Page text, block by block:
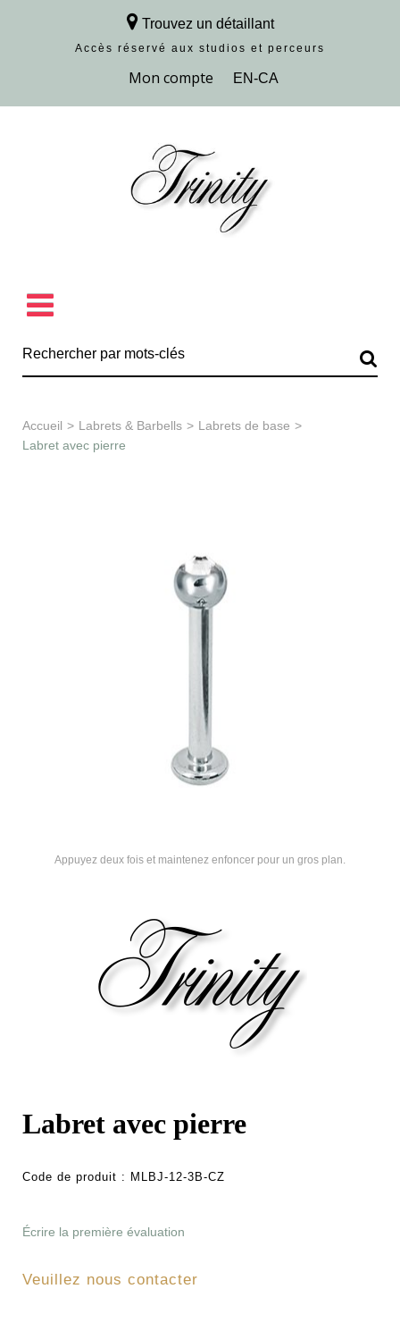
Trouvez un détaillant
Accès réservé aux studios et perceurs
Découvrir la collection
Accueil > Labrets & Barbells > Labrets de base >
Labret avec pierre
Appuyez deux fois et maintenez enfoncer pour un gros plan.
Labret avec pierre
Code de produit : MLBJ-12-3B-CZ
Écrire la première évaluation
Veuillez nous contacter